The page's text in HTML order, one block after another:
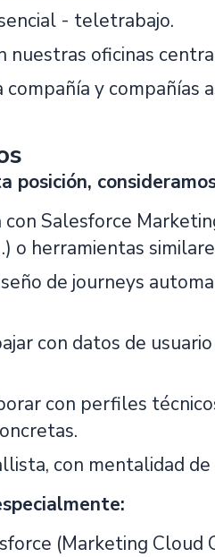
- teletrabajo.
nuestras oficinas
y compañías
posición,
Salesforce
o herramientas
de journeys
con datos de
con perfiles
con mentalidad
(Marketing